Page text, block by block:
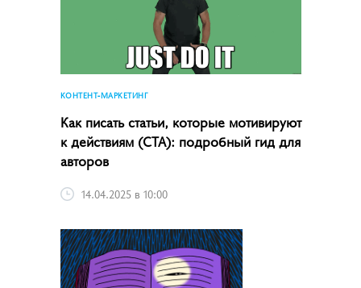
КОНТЕНТ-МАРКЕТИНГ
Как писать статьи, которые мотивируют
к действиям (CTA): подробный гид для
авторов
14.04.2025 в 10:00